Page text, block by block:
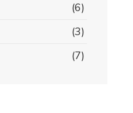
(6)
(3)
(7)